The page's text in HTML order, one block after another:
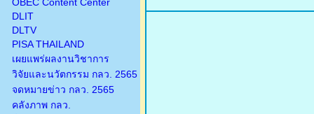
DLIT
DLTV
PISA THAILAND
เผยแพร่ผลงานวิชาการ
วิจัยและนวัตกรรม กลว. 2565
จดหมายข่าว กลว. 2565
คลังภาพ กลว.